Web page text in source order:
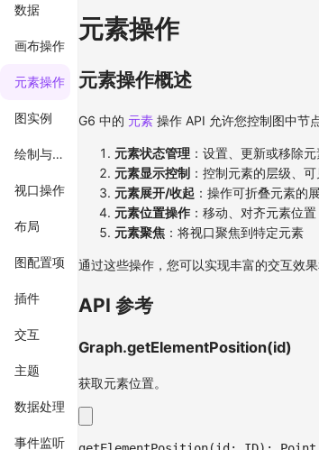
数据
画布操作
元素操作
图实例
绘制与渲染
视口操作
布局
图配置项
插件
交互
主题
数据处理
事件监听
元素操作
元素操作概述
G6 中的 元素 操作 API 允许您控制图中节
元素状态管理 ：设置、更新或移除
元素显示控制 ：控制元素的层级、
元素展开/收起 ：操作可折叠元素的
元素位置操作 ：移动、对齐元素位置
元素聚焦 ：将视口聚焦到特定元素
通过这些操作，您可以实现丰富的交互效果
API 参考
Graph.getElementPosition(id)
获取元素位置。